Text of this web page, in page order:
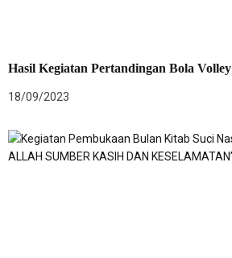
Hasil Kegiatan Pertandingan Bola Volley
18/09/2023